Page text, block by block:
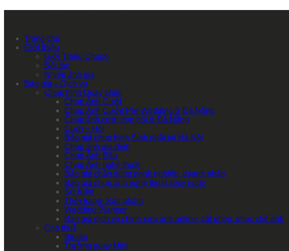
Trang chủ
Giới thiệu
Giới Thiệu Chung
Đối tác
Nhiếp ảnh gia
Báo giá – Dịch vụ
Chụp hình Quay phim
Chụp Ảnh Cưới
Chụp Ảnh Cưới| Pre-Wedding ở Đà Nẵng
Chụp ảnh cưới trọn gói ở Đà Nẵng
Cưới – Hỏi
Báo giá chụp hình Sinh nhật tại Hà Nội
Chụp ảnh gia đình
Chụp Ảnh Bầu
Chụp Ảnh nghệ thuật
Báo giá chân dung nghề nghiệp, doanh nhân
Báo giá chụp ảnh nghệ thuật sexy nude
Sự Kiện
Thời trang- Sản phẩm
Wedding Planner
Báo giá dịch vụ chỉnh sửa ảnh online, cắt ghép, phục chế ảnh
Cho thuê
Studio
Trường quay Mini